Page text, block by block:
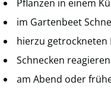
Pflanzen in einem
im Gartenbeet
hierzu getrockneten
Schnecken
am Abend oder